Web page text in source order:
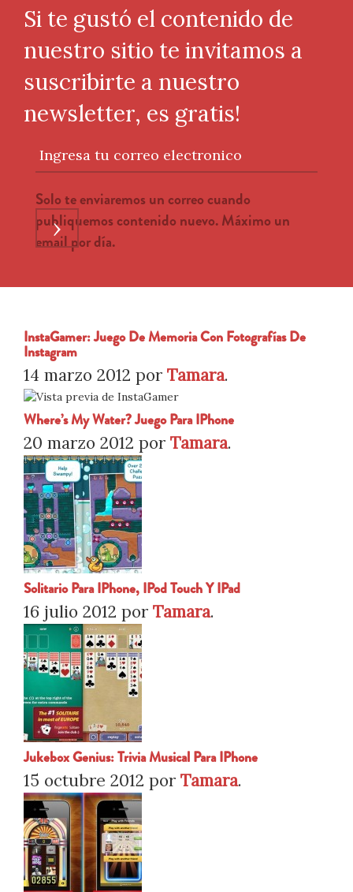
Si te gustó el contenido de
nuestro sitio te invitamos a
suscribirte a nuestro
newsletter, es gratis!
Ingresa tu correo electronico
Solo te enviaremos un correo cuando
publiquemos contenido nuevo. Máximo un
email por día.
›
InstaGamer: Juego De Memoria Con Fotografías De
Instagram
14 marzo 2012 por Tamara.
Where’s My Water? Juego Para IPhone
20 marzo 2012 por Tamara.
Solitario Para IPhone, IPod Touch Y IPad
16 julio 2012 por Tamara.
Jukebox Genius: Trivia Musical Para IPhone
15 octubre 2012 por Tamara.